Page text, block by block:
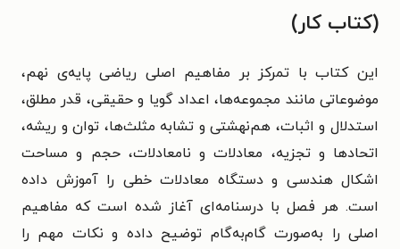
(کتاب کار)
این کتاب با تمرکز بر مفاهیم اصلی ریاضی پایه‌ی نهم،
موضوعاتی مانند مجموعه‌ها، اعداد گویا و حقیقی، قدر مطلق،
استدلال و اثبات، هم‌نهشتی و تشابه مثلث‌ها، توان و ریشه،
اتحادها و تجزیه، معادلات و نامعادلات، حجم و مساحت
اشکال هندسی و دستگاه معادلات خطی را آموزش داده
است. هر فصل با درسنامه‌ای آغاز شده است که مفاهیم
اصلی را به‌صورت گام‌به‌گام توضیح داده و نکات مهم را